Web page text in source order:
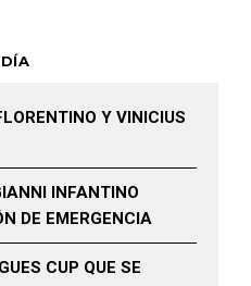
Y VINICIUS
INFANTINO
DE EMERGENCIA
CUP QUE SE